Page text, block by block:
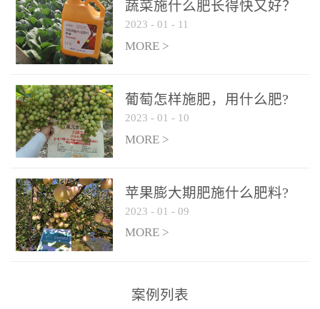
合大量元素水溶肥一起使
用，促使果实膨大，果肉
饱满，品质好，果、枝健
后期∶冲施、滴灌2.5-5kg/
亩/次配合大量元素水溶肥
一起使用，果实转色均
匀，口感好，糖度提高，
预防枝叶早衰。5、叶面喷
施︰浓度800-1500倍（1-
6kg/公顷，间隔10-14天一
次，喷1-3次。
合大量元素水溶肥一起使
后期∶冲施、滴灌2.5-5kg/
亩/次配合大量元素水溶肥
施︰浓度800-1500倍（1-
蔬菜施什么肥长得快又好？
2023 - 01 - 11
MORE >
葡萄怎样施肥，用什么肥?
2023 - 01 - 10
MORE >
苹果膨大期肥施什么肥料?
2023 - 01 - 09
MORE >
案例列表